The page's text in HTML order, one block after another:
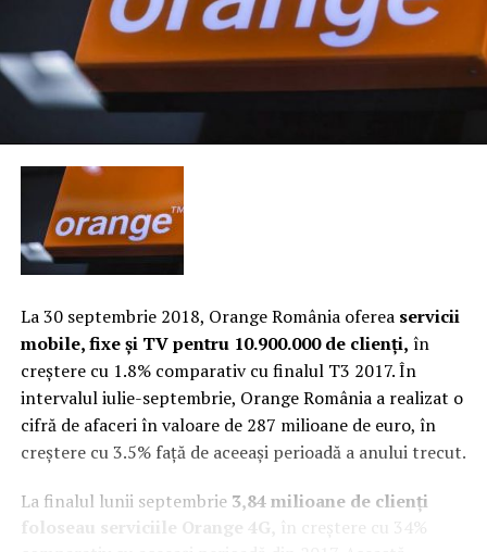
La 30 septembrie 2018, Orange România oferea servicii
mobile, fixe şi TV pentru 10.900.000 de clienţi, în
creştere cu 1.8% comparativ cu finalul T3 2017. În
intervalul iulie-septembrie, Orange România a realizat o
cifră de afaceri în valoare de 287 milioane de euro, în
creştere cu 3.5% faţă de aceeaşi perioadă a anului trecut.
La finalul lunii septembrie 3,84 milioane de clienţi
foloseau serviciile Orange 4G, în creştere cu 34%